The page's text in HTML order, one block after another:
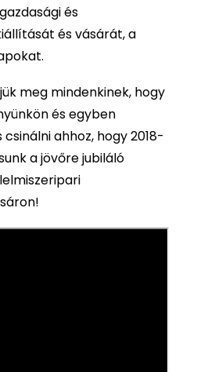
és
és vásárát, a
meg mindenkinek, hogy
és egyben
ahhoz, hogy 2018-
a jövőre jubiláló